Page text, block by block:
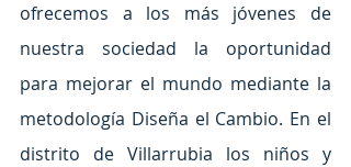
ofrecemos a los más jóvenes de
nuestra sociedad la oportunidad
para mejorar el mundo mediante la
metodología Diseña el Cambio. En el
distrito de Villarrubia los niños y